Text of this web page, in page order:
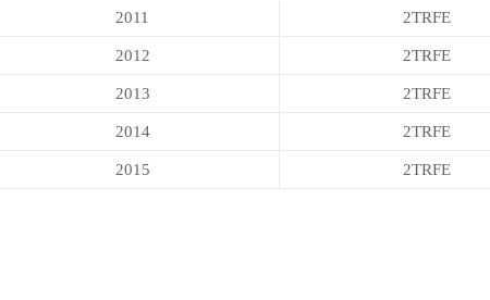
2011 2TRFE
2012 2TRFE
2013 2TRFE
2014 2TRFE
2015 2TRFE